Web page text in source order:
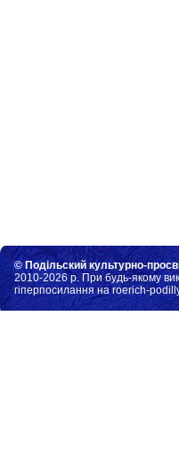
© Подільский культурно-
2010-2026 р. При будь-якому
гіперпосилання на roerich-